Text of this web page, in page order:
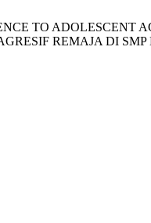
TO
REMAJA DI